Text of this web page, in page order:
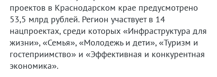
проектов в Краснодарском крае предусмотрено
53,5 млрд рублей. Регион участвует в 14
нацпроектах, среди которых «Инфраструктура для
жизни», «Семья», «Молодежь и дети», «Туризм и
гостеприимство» и «Эффективная и конкурентная
экономика».